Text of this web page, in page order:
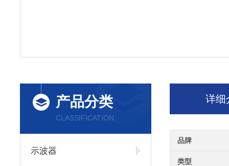
产品分类
CLASSIFICATION
示波器
详细
品牌
类型